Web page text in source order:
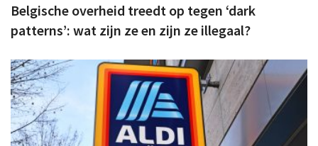
Belgische overheid treedt op tegen ‘dark
patterns’: wat zijn ze en zijn ze illegaal?